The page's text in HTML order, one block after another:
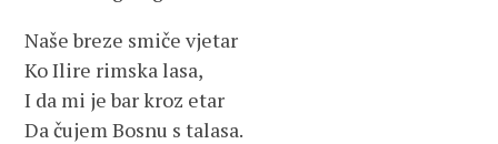
Naše breze smiče vjetar
Ko Ilire rimska lasa,
I da mi je bar kroz etar
Da čujem Bosnu s talasa.